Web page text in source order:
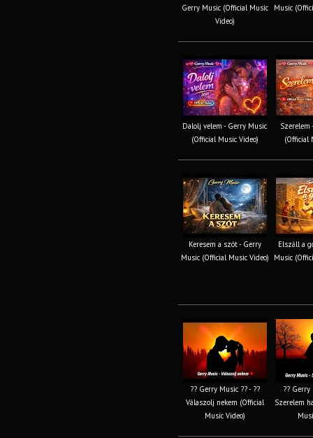
Gerry Music (Official Music
Video)
Music
Dalolj velem - Gerry Music
(Official Music Video)
Szerelem
(Official
Keresem a szót - Gerry
Music (Official Music Video)
Elszáll a
Music
?? Gerry Music ?? - ??
Válaszolj nekem (Official
Music Video)
?? Gerry
Szerelem